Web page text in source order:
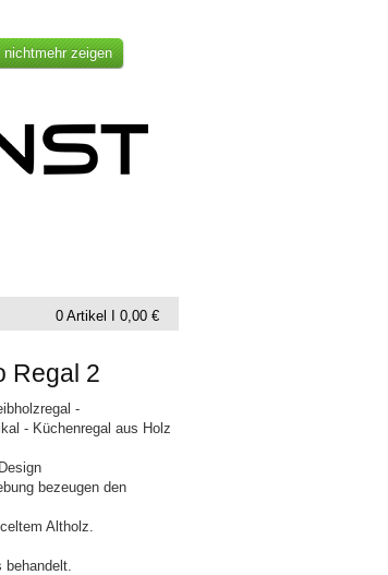
zeigen
0 Artikel I 0,00 €
Regal 2
-
- Küchenregal aus Holz
bezeugen den
Altholz.